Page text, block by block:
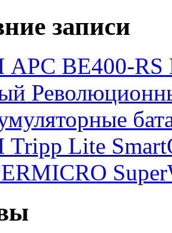
записи
BE400-RS
Lite